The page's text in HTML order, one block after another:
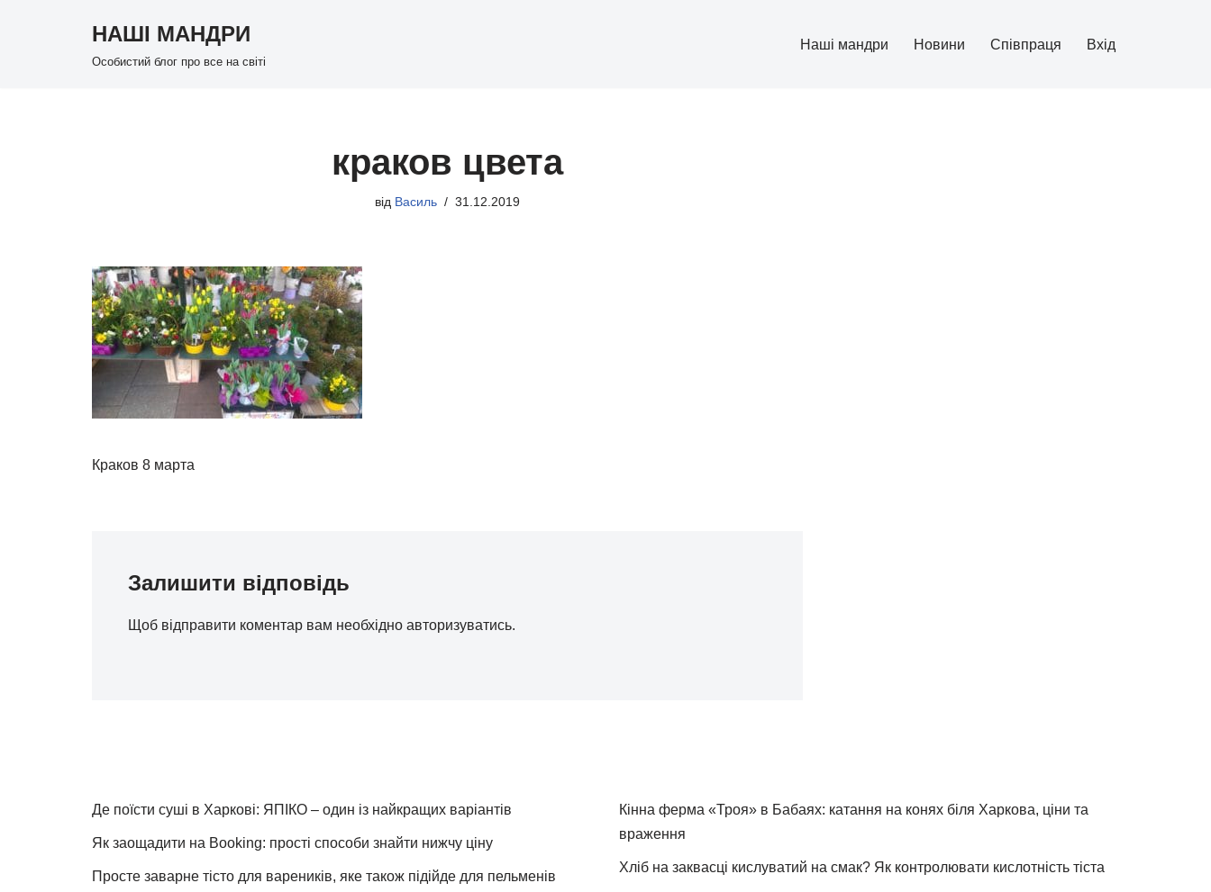
НАШІ МАНДРИ
Особистий блог про все на світі
Наші мандри Новини Співпраця Вхід
краков цвета
від Василь 31.12.2019
Краков 8 марта
Залишити відповідь
Щоб відправити коментар вам необхідно авторизуватись.
Де поїсти суші в Харкові: ЯПІКО – один із найкращих варіантів
Як заощадити на Booking: прості способи знайти нижчу ціну
Просте заварне тісто для вареників, яке також підійде для пельменів
Кінна ферма «Троя» в Бабаях: катання на конях біля Харкова, ціни та
враження
Хліб на заквасці кислуватий на смак? Як контролювати кислотність тіста